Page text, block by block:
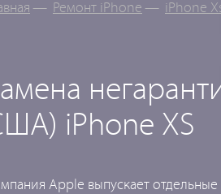
— Ремонт iPhone — iPhone
iPhone XS
Apple выпускает